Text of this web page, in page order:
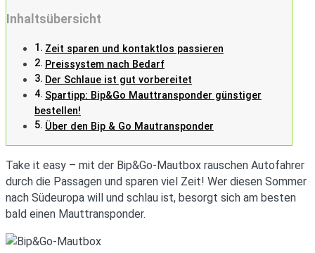
Inhaltsübersicht
Zeit sparen und kontaktlos passieren
Preissystem nach Bedarf
Der Schlaue ist gut vorbereitet
Spartipp: Bip&Go Mauttransponder günstiger
bestellen!
Über den Bip & Go Mautransponder
Take it easy – mit der Bip&Go-Mautbox rauschen Autofahrer
durch die Passagen und sparen viel Zeit! Wer diesen Sommer
nach Südeuropa will und schlau ist, besorgt sich am besten
bald einen Mauttransponder.